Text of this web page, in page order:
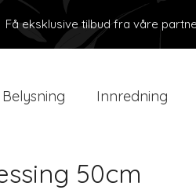
Få eksklusive tilbud fra våre
Belysning Innredning
50cm